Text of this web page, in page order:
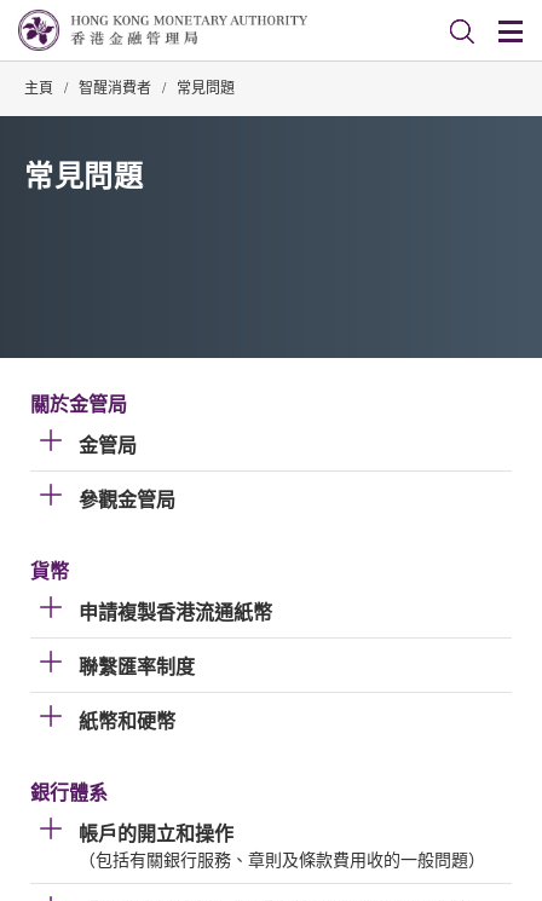
主頁 / 智醒消費者 / 常見問題
常見問題
關於金管局
金管局
參觀金管局
貨幣
申請複製香港流通紙幣
聯繫匯率制度
紙幣和硬幣
銀行體系
帳戶的開立和操作
（包括有關銀行服務、章則及條款費用收的一般問題）